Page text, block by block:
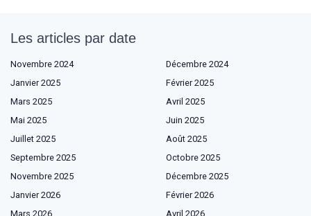
Les articles par date
Novembre 2024
Décembre 2024
Janvier 2025
Février 2025
Mars 2025
Avril 2025
Mai 2025
Juin 2025
Juillet 2025
Août 2025
Septembre 2025
Octobre 2025
Novembre 2025
Décembre 2025
Janvier 2026
Février 2026
Mars 2026
Avril 2026